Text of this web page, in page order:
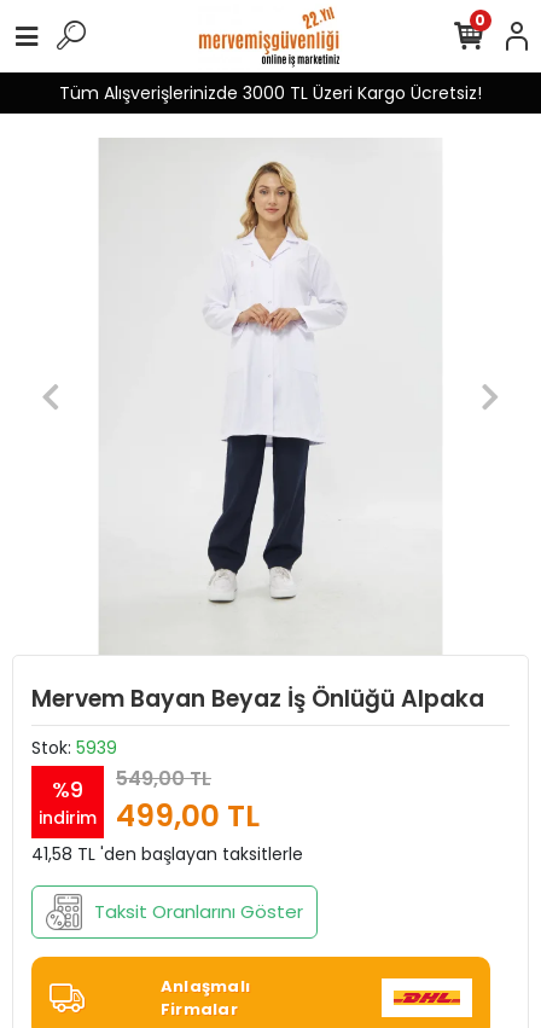
Tüm Alışverişlerinizde 3000 TL Üzeri Kargo Ücretsiz!
0
Mervem Bayan Beyaz İş Önlüğü Alpaka
Stok: 5939
%9
indirim
549,00 TL
499,00 TL
41,58 TL 'den başlayan taksitlerle
Taksit Oranlarını Göster
Anlaşmalı
Firmalar